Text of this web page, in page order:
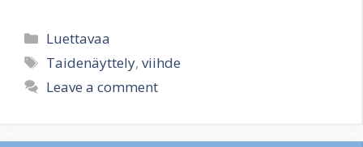
Categories
Luettavaa
Tags
Taidenäyttely,viihde
Leave a comment